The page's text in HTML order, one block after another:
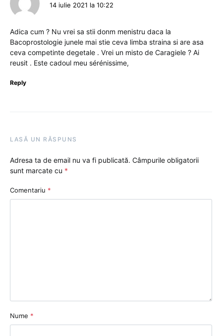
14 iulie 2021 la 10:22
Adica cum ? Nu vrei sa stii donm menistru daca la
Bacoprostologie junele mai stie ceva limba straina si are asa
ceva competinte degetale . Vrei un misto de Caragiele ? Ai
reusit . Este cadoul meu sérénissime,
Reply
LASĂ UN RĂSPUNS
Adresa ta de email nu va fi publicată. Câmpurile obligatorii
sunt marcate cu *
Comentariu *
Nume *